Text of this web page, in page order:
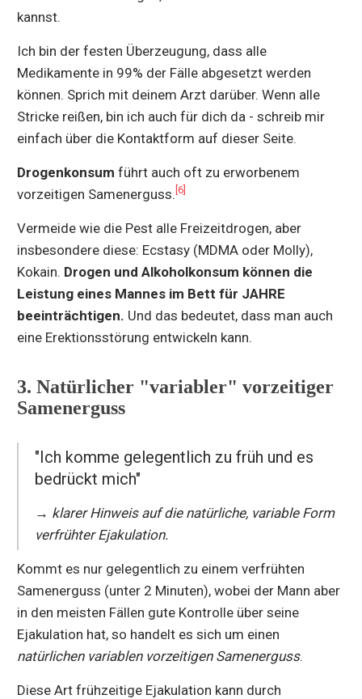
kannst.
Ich bin der festen Überzeugung, dass alle
Medikamente in 99% der Fälle abgesetzt werden
können. Sprich mit deinem Arzt darüber. Wenn alle
Stricke reißen, bin ich auch für dich da - schreib mir
einfach über die Kontaktform auf dieser Seite.
Drogenkonsum führt auch oft zu erworbenem
vorzeitigen Samenerguss. [6]
Vermeide wie die Pest alle Freizeitdrogen, aber
insbesondere diese: Ecstasy (MDMA oder Molly),
Kokain. Drogen und Alkoholkonsum können die
Leistung eines Mannes im Bett für JAHRE
beeinträchtigen. Und das bedeutet, dass man auch
eine Erektionsstörung entwickeln kann.
3. Natürlicher "variabler" vorzeitiger
Samenerguss
"Ich komme gelegentlich zu früh und es
bedrückt mich"
→ klarer Hinweis auf die natürliche, variable Form
verfrühter Ejakulation.
Kommt es nur gelegentlich zu einem verfrühten
Samenerguss (unter 2 Minuten), wobei der Mann aber
in den meisten Fällen gute Kontrolle über seine
Ejakulation hat, so handelt es sich um einen
natürlichen variablen vorzeitigen Samenerguss.
Diese Art frühzeitige Ejakulation kann durch